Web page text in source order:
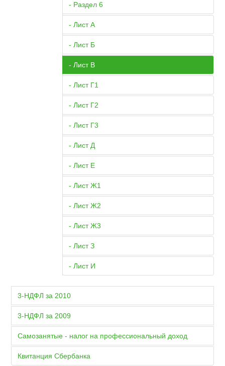
- Раздел 6
- Лист А
- Лист Б
- Лист В
- Лист Г1
- Лист Г2
- Лист Г3
- Лист Д
- Лист Е
- Лист Ж1
- Лист Ж2
- Лист Ж3
- Лист З
- Лист И
3-НДФЛ за 2010
3-НДФЛ за 2009
Самозанятые - налог на профессиональный доход
Квитанция Сбербанка